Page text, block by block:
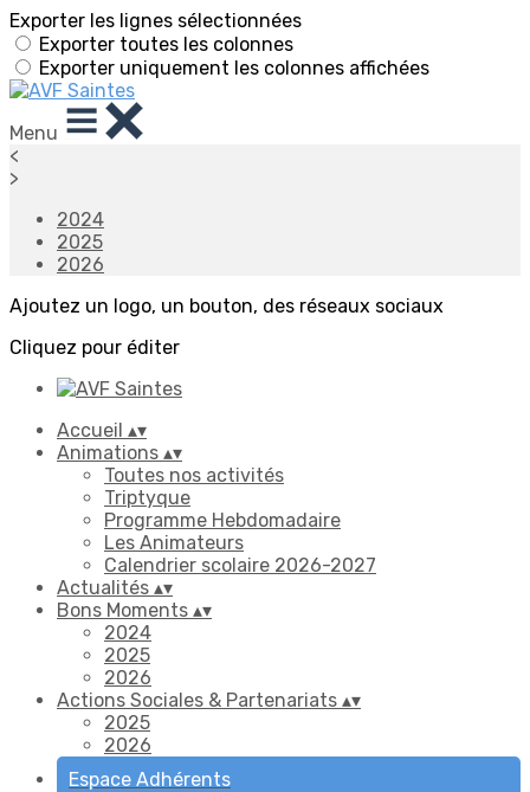
Exporter les lignes sélectionnées
Exporter toutes les colonnes
Exporter uniquement les colonnes affichées
Menu
<
>
2024
2025
2026
Ajoutez un logo, un bouton, des réseaux sociaux
Cliquez pour éditer
Accueil ▴▾
Animations ▴▾
Toutes nos activités
Triptyque
Programme Hebdomadaire
Les Animateurs
Calendrier scolaire 2026-2027
Actualités ▴▾
Bons Moments ▴▾
2024
2025
2026
Actions Sociales & Partenariats ▴▾
2025
2026
Espace Adhérents